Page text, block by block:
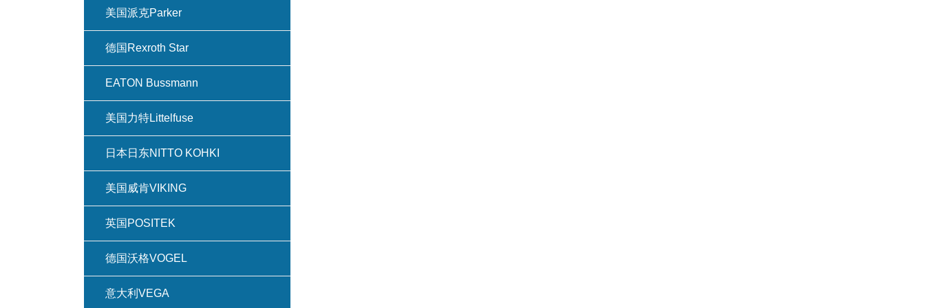
美国派克Parker
德国Rexroth Star
EATON Bussmann
美国力特Littelfuse
日本日东NITTO KOHKI
美国威肯VIKING
英国POSITEK
德国沃格VOGEL
意大利VEGA